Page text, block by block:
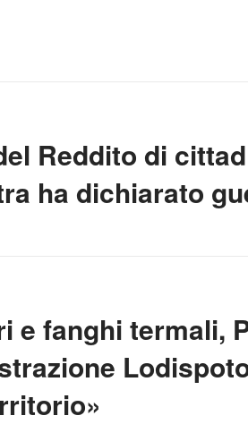
Reddito di
ha dichiarato
e fanghi termali,